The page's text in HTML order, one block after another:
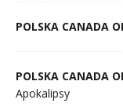
POLSKA CANADA
POLSKA CANADA
Apokalipsy